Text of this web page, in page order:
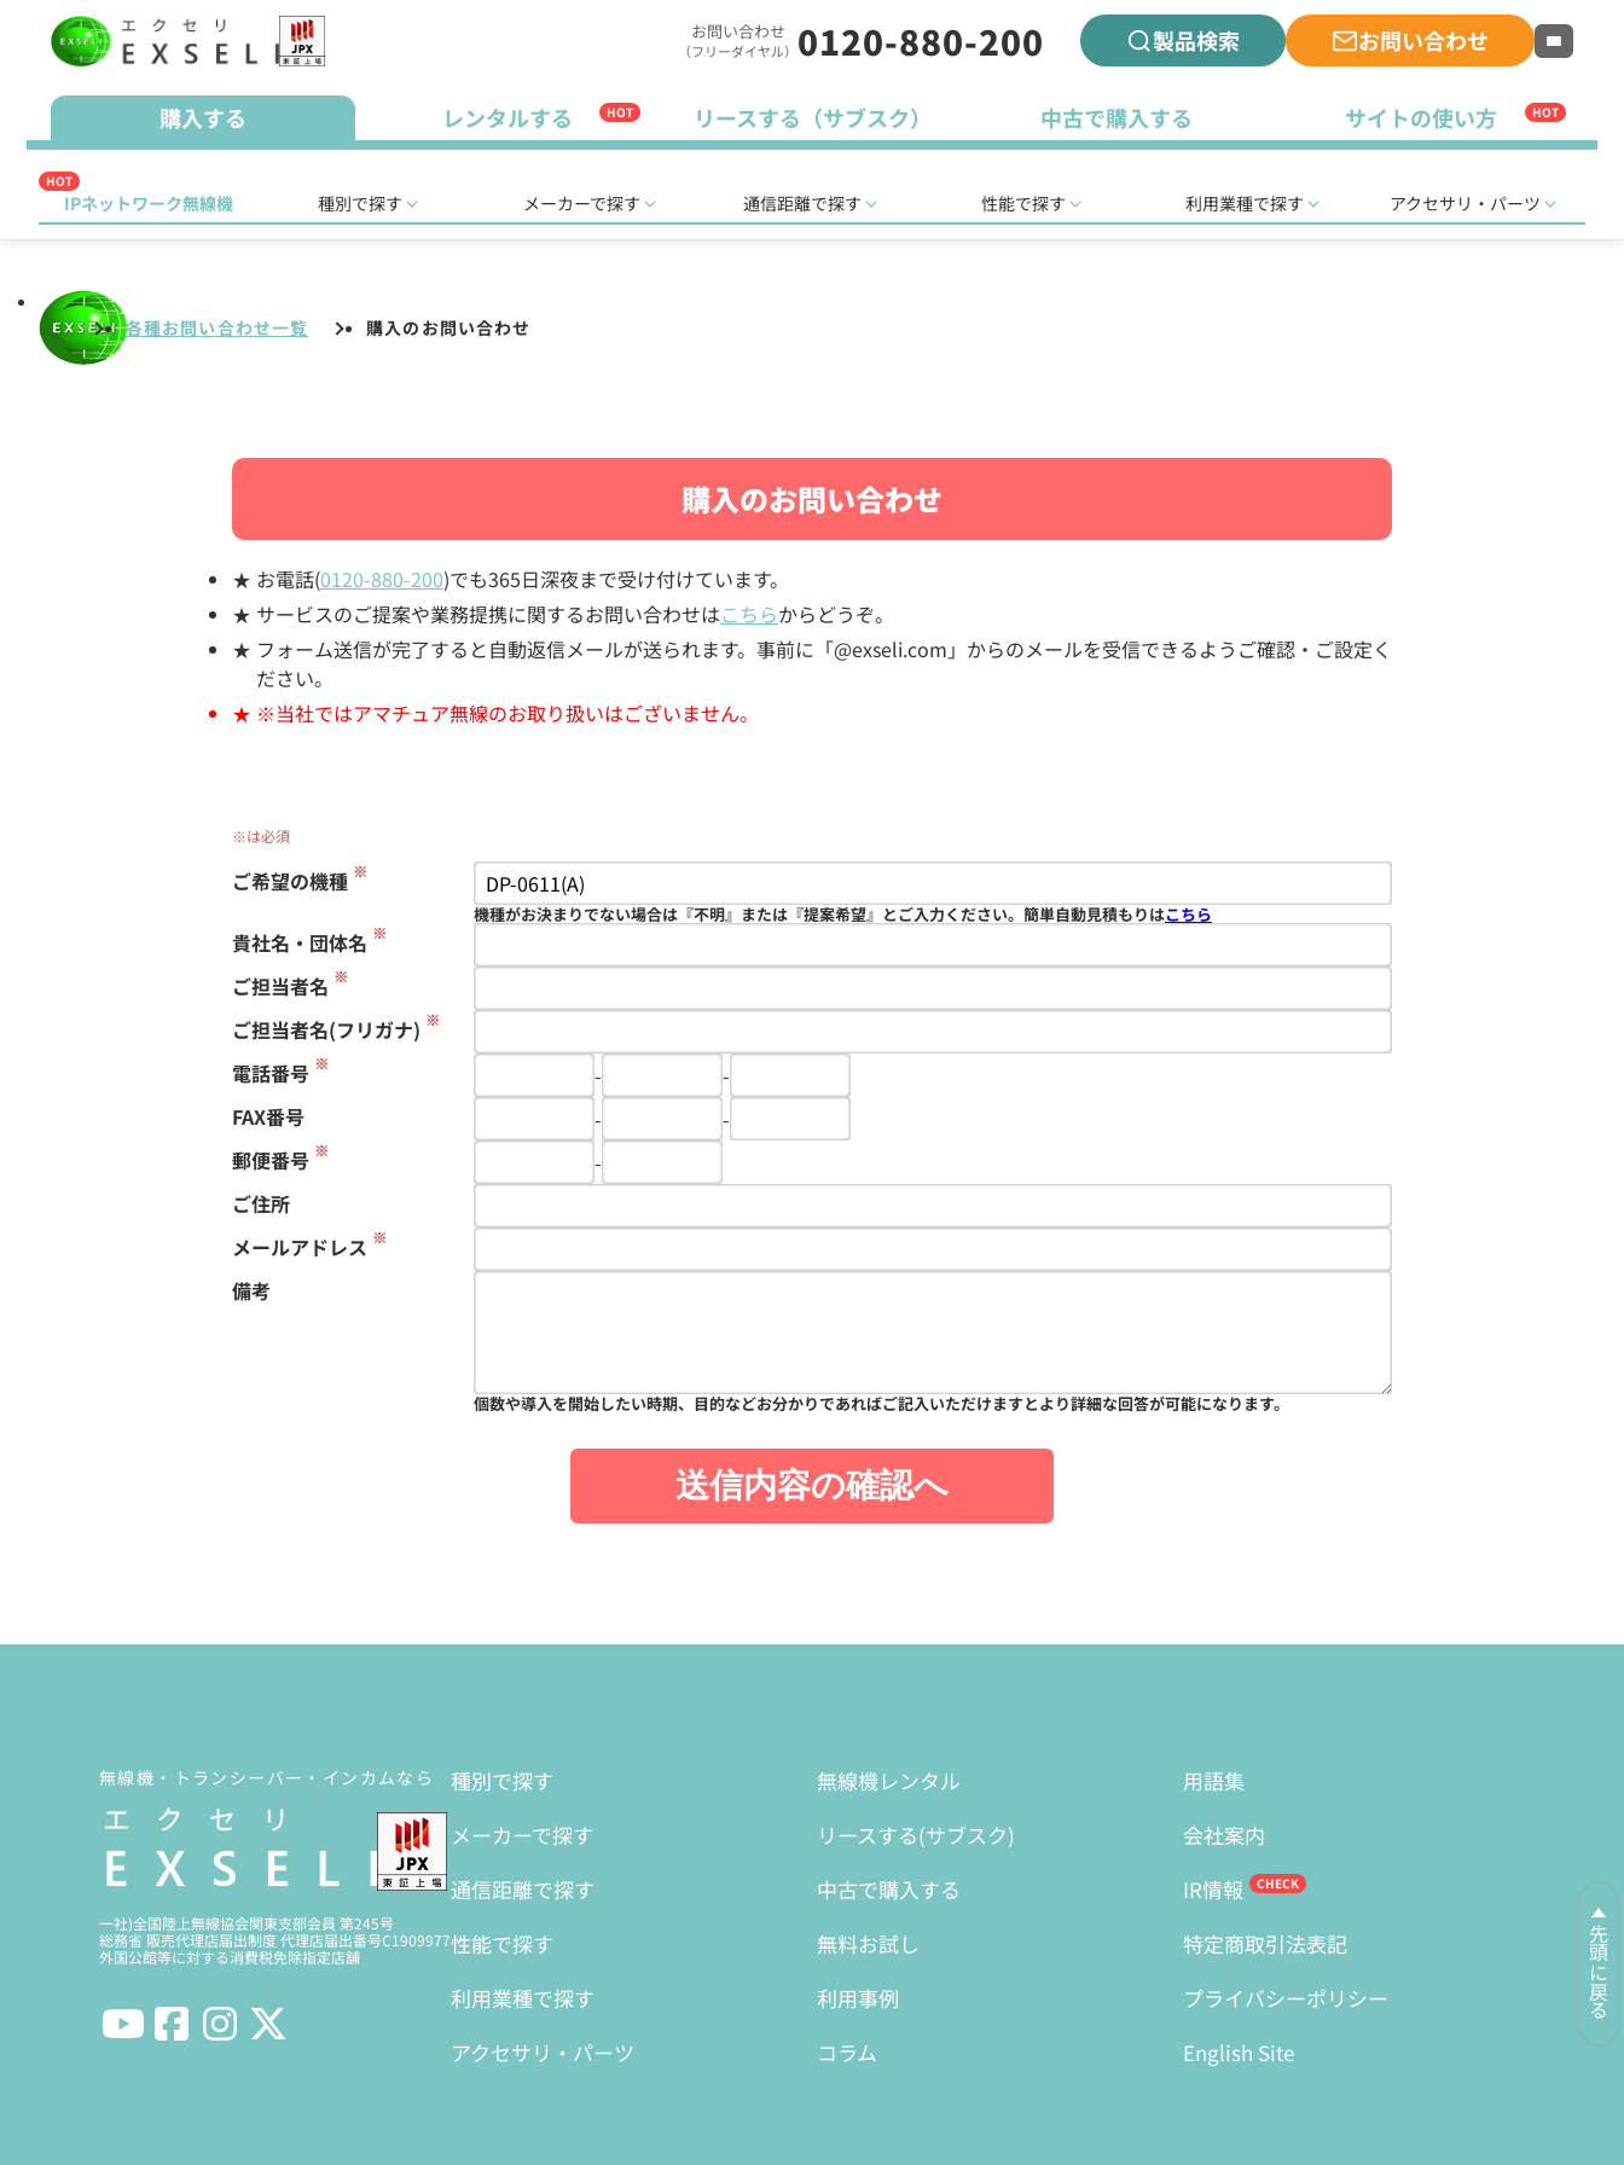
お問い合わせ
（フリーダイヤル） 0120-880-200 製品検索 お問い合わせ
購入する レンタルする HOT リースする（サブスク） 中古で購入する サイトの使い方 HOT
HOT
IPネットワーク無線機 種別で探す メーカーで探す 通信距離で探す 性能で探す 利用業種で探す アクセサリ・パーツ
各種お問い合わせ一覧 購入のお問い合わせ
購入のお問い合わせ
お電話(0120-880-200)でも365日深夜まで受け付けています。
サービスのご提案や業務提携に関するお問い合わせはこちらからどうぞ。
フォーム送信が完了すると自動返信メールが送られます。事前に「@exseli.com」からのメールを受信できるようご確認・ご設定く
ださい。
※当社ではアマチュア無線のお取り扱いはございません。
※は必須
ご希望の機種 ※
機種がお決まりでない場合は『不明』または『提案希望』とご入力ください。簡単自動見積もりはこちら
貴社名・団体名 ※
ご担当者名 ※
ご担当者名(フリガナ) ※
電話番号 ※ -
-
FAX番号
-
-
郵便番号 ※
-
ご住所
メールアドレス ※
備考
個数や導入を開始したい時期、目的などお分かりであればご記入いただけますとより詳細な回答が可能になります。
送信内容の確認へ
先頭に戻る
無線機・トランシーバー・インカムなら
一社)全国陸上無線協会関東支部会員 第245号
総務省 販売代理店届出制度 代理店届出番号C1909977
外国公館等に対する消費税免除指定店舗
種別で探す
メーカーで探す
通信距離で探す
性能で探す
利用業種で探す
アクセサリ・パーツ
無線機レンタル
リースする(サブスク)
中古で購入する
無料お試し
利用事例
コラム
用語集
会社案内
IR情報
特定商取引法表記
プライバシーポリシー
English Site